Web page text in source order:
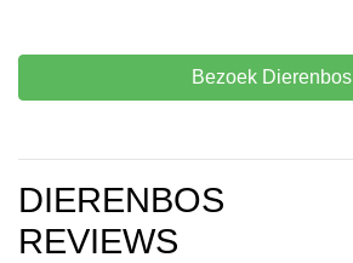
Bezoek Dierenbos
DIERENBOS
REVIEWS